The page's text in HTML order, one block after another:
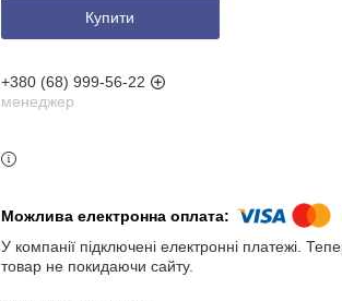
Купити
+380 (68) 999-56-22
менеджер
У компанії підключені електронні платежі.
товар не покидаючи сайту.